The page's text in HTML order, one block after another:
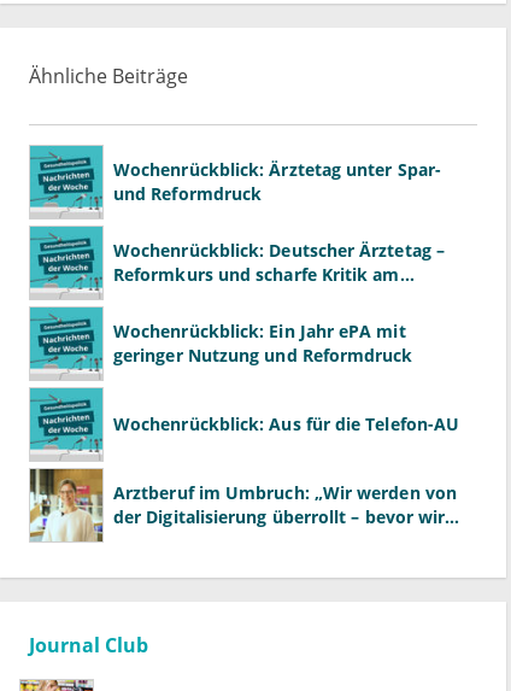
Ähnliche Beiträge
Wochenrückblick: Ärztetag unter Spar-
und Reformdruck
Wochenrückblick: Deutscher Ärztetag –
Reformkurs und scharfe Kritik am
Wochenrückblick: Ein Jahr ePA mit
geringer Nutzung und Reformdruck
Wochenrückblick: Aus für die Telefon-AU
Arztberuf im Umbruch: „Wir werden von
der Digitalisierung überrollt – bevor wir
Journal Club